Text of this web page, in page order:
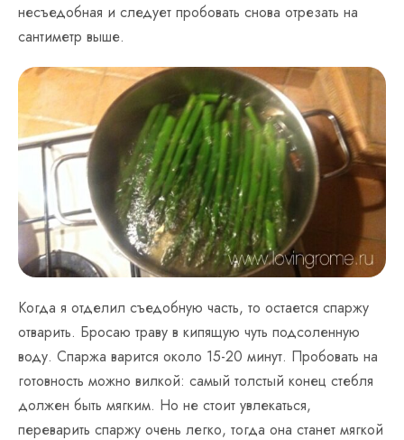
несъедобная и следует пробовать снова отрезать на
сантиметр выше.
Когда я отделил съедобную часть, то остается спаржу
отварить. Бросаю траву в кипящую чуть подсоленную
воду. Спаржа варится около 15-20 минут. Пробовать на
готовность можно вилкой: самый толстый конец стебля
должен быть мягким. Но не стоит увлекаться,
переварить спаржу очень легко, тогда она станет мягкой